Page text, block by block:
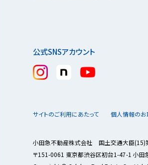
公式SNSアカウント
サイトのご利用にあたって 個人情報のお
小田急不動産株式会社 国土交通大臣(15)
〒151-0061 東京都渋谷区初台1-47-1 小田